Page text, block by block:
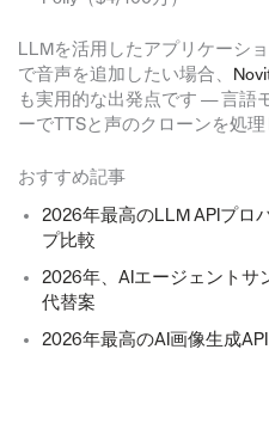
LLMを活用したアプリケーシ
で音声を追加したい場合、
も実用的な出発点です — 言語
ーでTTSと声のクローンを処理
おすすめ記事
2026年最高のLLM APIプロ
プ比較
2026年、AIエージェントサ
代替案
2026年最高のAI画像生成